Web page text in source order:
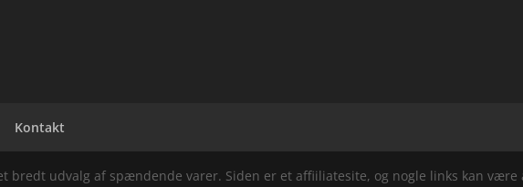
Kontakt
bredt udvalg af spændende varer. Siden er et affiiliatesite, og nogle links kan være